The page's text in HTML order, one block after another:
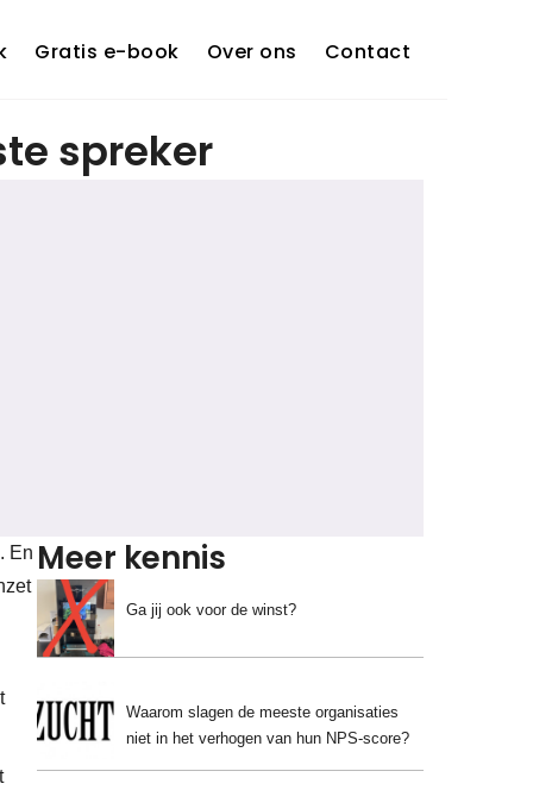
Gratis e-book Over ons Contact
spreker
En Meer kennis
Ga jij ook voor de winst?
Waarom slagen de meeste organisaties
niet in het verhogen van hun NPS-score?